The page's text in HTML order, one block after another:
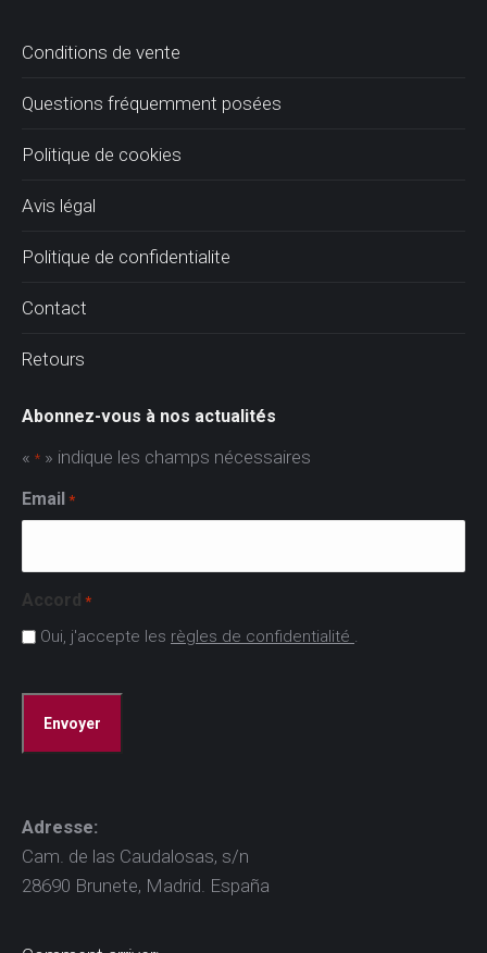
Conditions de vente
Questions fréquemment posées
Politique de cookies
Avis légal
Politique de confidentialite
Contact
Retours
Abonnez-vous à nos actualités
« * » indique les champs nécessaires
Email *
Accord *
Oui, j'accepte les règles de confidentialité .
Adresse:
Cam. de las Caudalosas, s/n
28690 Brunete, Madrid. España